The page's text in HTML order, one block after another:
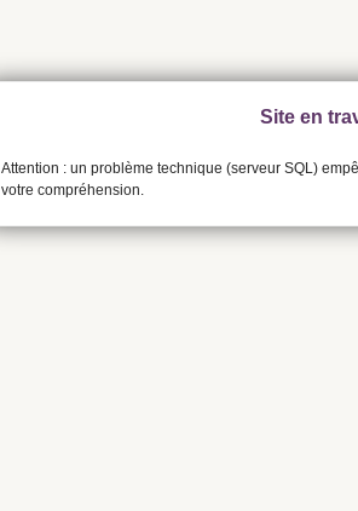
Site en
Attention : un problème technique (serveur SQL)
votre compréhension.